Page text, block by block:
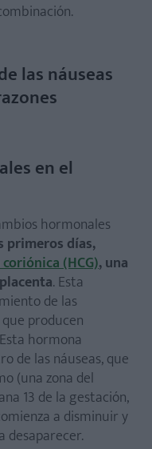
las náuseas
en el
hormonales
primeros días,
(HCG), una
. Esta
de las
producen
hormona
de las náuseas, que
(una zona del
13 de la gestación,
a disminuir y
desaparecer.